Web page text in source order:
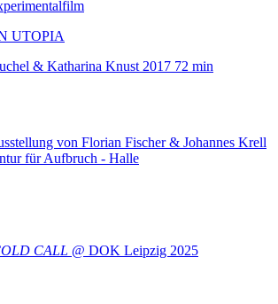
UTOPIA
& Katharina Knust 2017 72 min
von Florian Fischer & Johannes Krell
für Aufbruch - Halle
CALL @ DOK Leipzig 2025